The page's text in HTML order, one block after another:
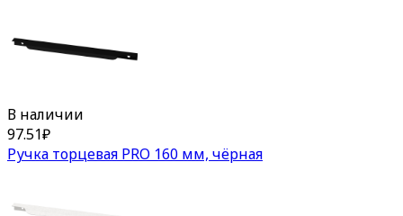
В наличии
97.51₽
Ручка торцевая PRO 160 мм, чёрная